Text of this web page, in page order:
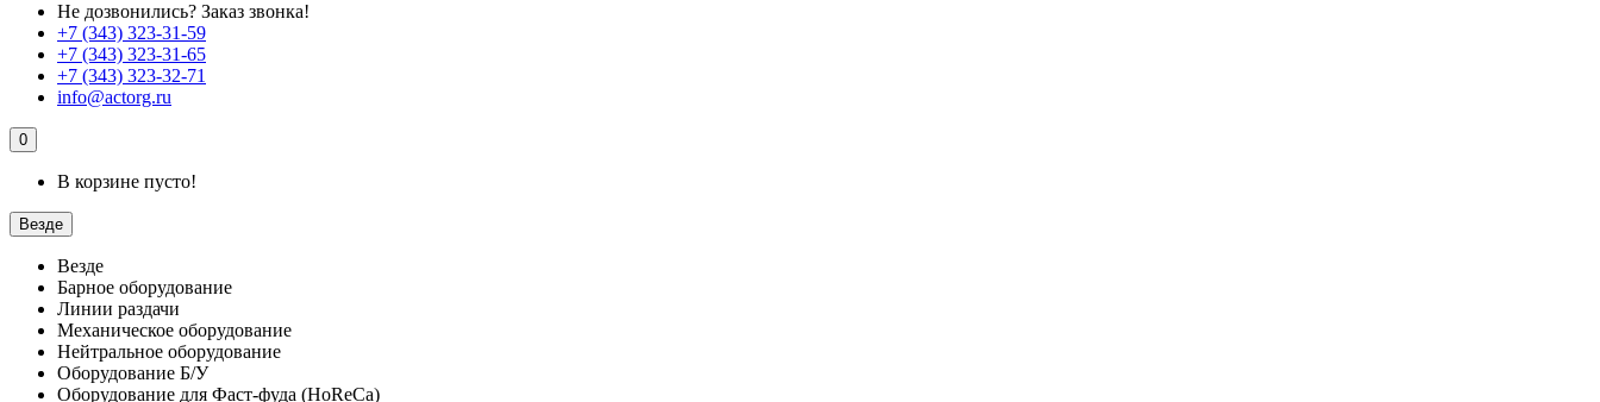
Не дозвонились? Заказ звонка!
+7 (343) 323-31-59
+7 (343) 323-31-65
+7 (343) 323-32-71
info@actorg.ru
0
В корзине пусто!
Везде
Везде
Барное оборудование
Линии раздачи
Механическое оборудование
Нейтральное оборудование
Оборудование Б/У
Оборудование для Фаст-фуда (HoReCa)